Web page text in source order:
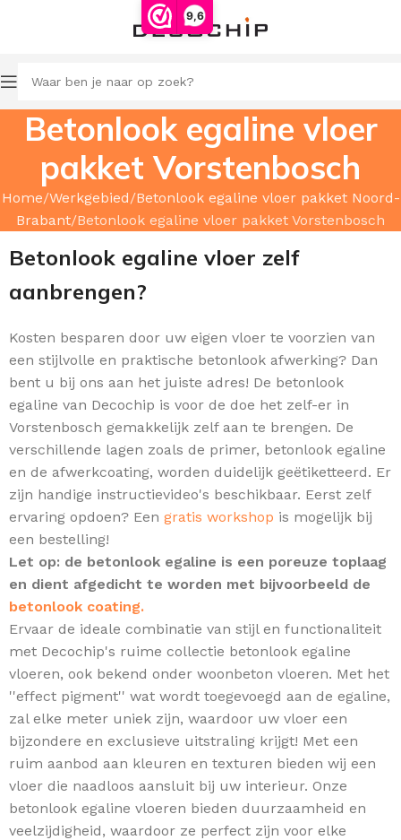
9,6
Betonlook egaline vloer
pakket Vorstenbosch
Home Werkgebied Betonlook egaline vloer pakket Noord-
Brabant Betonlook egaline vloer pakket Vorstenbosch
Betonlook egaline vloer zelf
aanbrengen?
Kosten besparen door uw eigen vloer te voorzien van
een stijlvolle en praktische betonlook afwerking? Dan
bent u bij ons aan het juiste adres! De betonlook
egaline van Decochip is voor de doe het zelf-er in
Vorstenbosch gemakkelijk zelf aan te brengen. De
verschillende lagen zoals de primer, betonlook egaline
en de afwerkcoating, worden duidelijk geëtiketteerd. Er
zijn handige instructievideo's beschikbaar. Eerst zelf
ervaring opdoen? Een gratis workshop is mogelijk bij
een bestelling!
Let op: de betonlook egaline is een poreuze toplaag
en dient afgedicht te worden met bijvoorbeeld de
betonlook coating.
Ervaar de ideale combinatie van stijl en functionaliteit
met Decochip's ruime collectie betonlook egaline
vloeren, ook bekend onder woonbeton vloeren. Met het
''effect pigment'' wat wordt toegevoegd aan de egaline,
zal elke meter uniek zijn, waardoor uw vloer een
bijzondere en exclusieve uitstraling krijgt! Met een
ruim aanbod aan kleuren en texturen bieden wij een
vloer die naadloos aansluit bij uw interieur. Onze
betonlook egaline vloeren bieden duurzaamheid en
veelzijdigheid, waardoor ze perfect zijn voor elke